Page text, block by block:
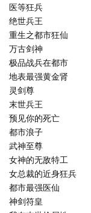
医等狂兵
绝世兵王
重生之都市狂仙
万古剑神
极品战兵在都市
地表最强黄金肾
灵剑尊
末世兵王
预见你的死亡
都市浪子
武神至尊
女神的无敌特工
女总裁的近身狂兵
都市最强医仙
神剑符皇